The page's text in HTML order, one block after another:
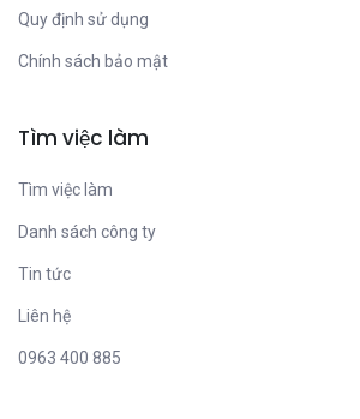
Quy định sử dụng
Chính sách bảo mật
Tìm việc làm
Tìm việc làm
Danh sách công ty
Tin tức
Liên hệ
0963 400 885